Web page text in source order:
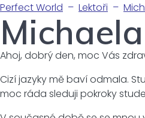
Perfect World – Lektoři –
Ahoj, dobrý den, moc Vás
Cizí jazyky mě baví odmala.
moc ráda sleduji pokroky